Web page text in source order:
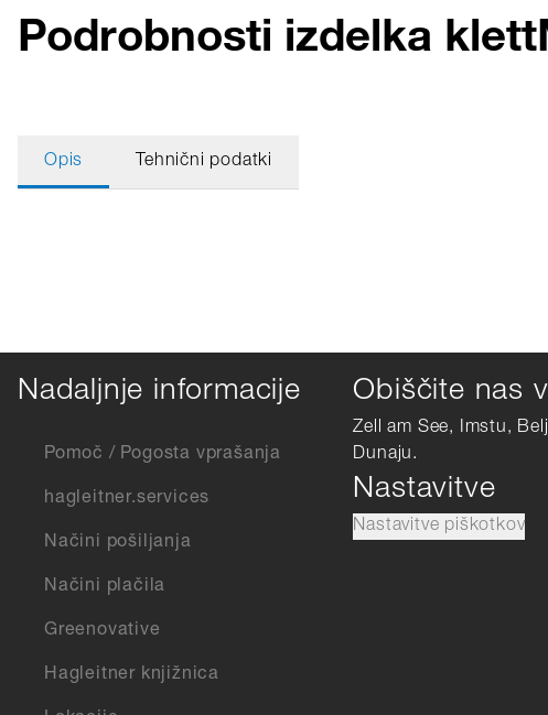
Podrobnosti izdelka
Opis Tehnični podatki
Nadaljnje informacije
Pomoč / Pogosta vprašanja
hagleitner.services
Načini pošiljanja
Načini plačila
Greenovative
Hagleitner knjižnica
Obiščite nas
Zell am See, Imstu,
Dunaju.
Nastavitve
Nastavitve piškotkov